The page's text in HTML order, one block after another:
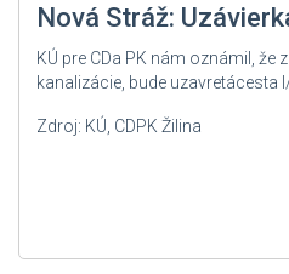
Nová Stráž:
KÚ pre CDa PK nám oznámil, že
kanalizácie, bude uzavretácesta I/
Zdroj: KÚ, CDPK Žilina